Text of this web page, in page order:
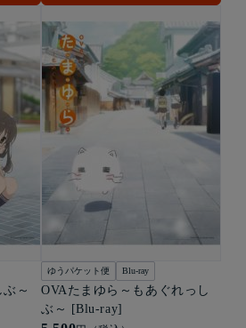
～
ゆうパケット便 Blu-ray
OVAたまゆら～もあぐれっし
ぶ～ [Blu-ray]